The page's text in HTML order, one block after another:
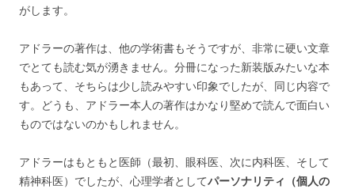
がします。
アドラーの著作は、他の学術書もそうですが、非常に硬い文章
でとても読む気が湧きません。分冊になった新装版みたいな本
もあって、そちらは少し読みやすい印象でしたが、同じ内容で
す。どうも、アドラー本人の著作はかなり堅めで読んで面白い
ものではないのかもしれません。
アドラーはもともと医師（最初、眼科医、次に内科医、そして
精神科医）でしたが、心理学者としてパーソナリティ（個人の